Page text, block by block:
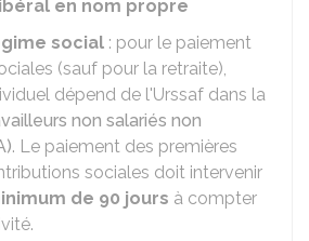
en nom propre
social : pour le paiement
(sauf pour la retraite),
dépend de l'Urssaf dans la
non salariés non
. Le paiement des premières
sociales doit intervenir
de 90 jours à compter